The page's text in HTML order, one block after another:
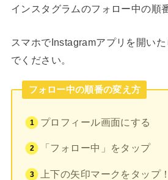
インスタグラムのフォロー中の順
スマホでInstagramアプリを開い
でください。
フォロー中の順番の変え方
プロフィール画面にする
「フォロー中」をタップ
上下の矢印マークをタップ！